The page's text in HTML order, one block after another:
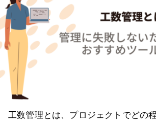
工数管理とは、プロジェクトでどの